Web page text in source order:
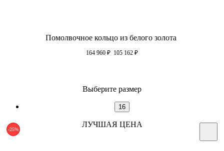
Помолвочное кольцо из белого золота
164 960 ₽ 105 162 ₽
Выберите размер
16
-25%
ЛУЧШАЯ ЦЕНА